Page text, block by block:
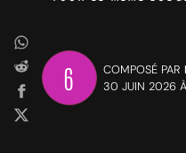
6 COMPOSÉ PAR
30 JUIN 2026 À